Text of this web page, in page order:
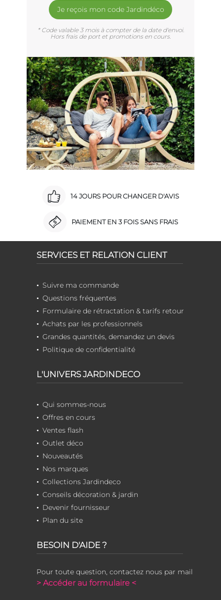
Je reçois mon code Jardindéco
* Code valable 3 mois à compter de la date d'envoi.
Hors frais de port et promotions en cours.
14 JOURS POUR CHANGER D'AVIS
PAIEMENT EN 3 FOIS SANS FRAIS
SERVICES ET RELATION CLIENT
Suivre ma commande
Questions fréquentes
Formulaire de rétractation & tarifs retour
Achats par les professionnels
Grandes quantités, demandez un devis
Politique de confidentialité
L'UNIVERS JARDINDECO
Qui sommes-nous
Offres en cours
Ventes flash
Outlet déco
Nouveautés
Nos marques
Collections Jardindeco
Conseils décoration & jardin
Devenir fournisseur
Plan du site
BESOIN D'AIDE ?
Pour toute question, contactez nous par mail
> Accéder au formulaire <